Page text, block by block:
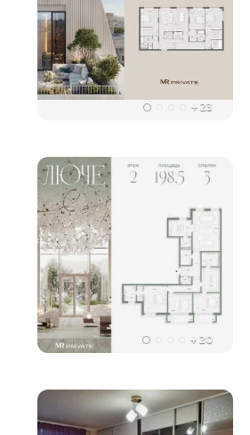
+ 23
+ 20